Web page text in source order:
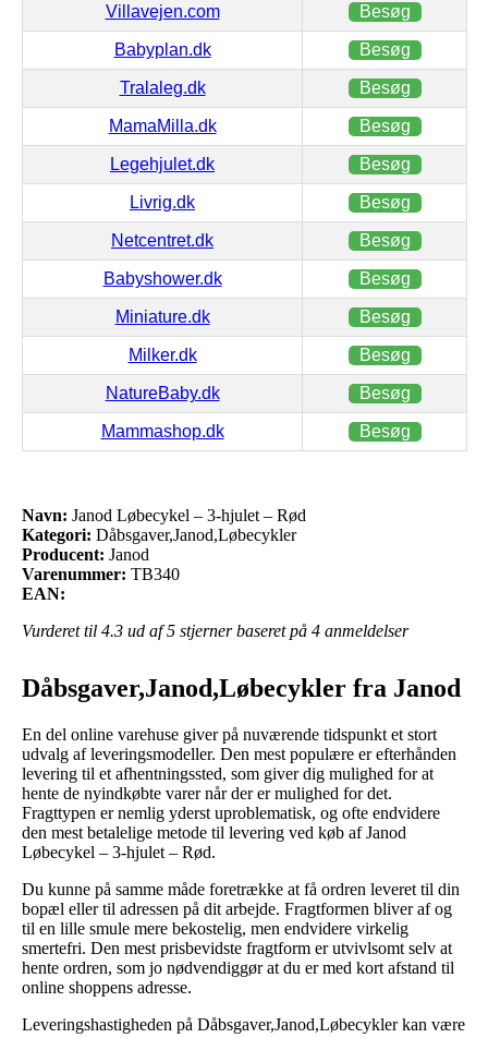
Villavejen.com Besøg
Babyplan.dk Besøg
Tralaleg.dk Besøg
MamaMilla.dk Besøg
Legehjulet.dk Besøg
Livrig.dk Besøg
Netcentret.dk Besøg
Babyshower.dk Besøg
Miniature.dk Besøg
Milker.dk Besøg
NatureBaby.dk Besøg
Mammashop.dk Besøg
Navn: Janod Løbecykel – 3-hjulet – Rød
Kategori: Dåbsgaver,Janod,Løbecykler
Producent: Janod
Varenummer: TB340
EAN:
Vurderet til 4.3 ud af 5 stjerner baseret på 4 anmeldelser
Dåbsgaver,Janod,Løbecykler fra Janod
En del online varehuse giver på nuværende tidspunkt et stort
udvalg af leveringsmodeller. Den mest populære er efterhånden
levering til et afhentningssted, som giver dig mulighed for at
hente de nyindkøbte varer når der er mulighed for det.
Fragttypen er nemlig yderst uproblematisk, og ofte endvidere
den mest betalelige metode til levering ved køb af Janod
Løbecykel – 3-hjulet – Rød.
Du kunne på samme måde foretrække at få ordren leveret til din
bopæl eller til adressen på dit arbejde. Fragtformen bliver af og
til en lille smule mere bekostelig, men endvidere virkelig
smertefri. Den mest prisbevidste fragtform er utvivlsomt selv at
hente ordren, som jo nødvendiggør at du er med kort afstand til
online shoppens adresse.
Leveringshastigheden på Dåbsgaver,Janod,Løbecykler kan være